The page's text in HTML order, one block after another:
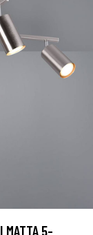
MATTA 5-